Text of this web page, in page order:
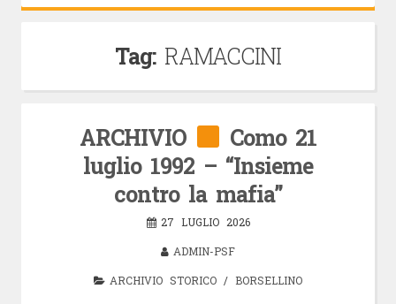
Tag: RAMACCINI
ARCHIVIO
Como 21
luglio 1992 – “Insieme
contro la mafia”
27 LUGLIO 2026
ADMIN-PSF
ARCHIVIO STORICO / BORSELLINO